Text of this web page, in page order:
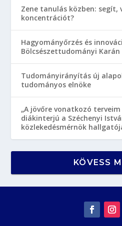
Zene tanulás közben: segít,
koncentrációt?
Hagyományőrzés és
Bölcsészettudományi Karán
Tudományirányítás új
tudományos elnöke
„A jövőre vonatkozó
diákinterjú a Széchenyi
közlekedésmérnök
KÖVESS